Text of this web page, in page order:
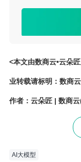
力，推动可持续发展
<本文由数商云•云朵
业转载请标明：数商
作者：云朵匠 | 数商
AI大模型